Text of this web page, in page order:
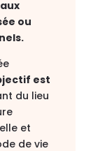
ou
est
du lieu
et
de vie